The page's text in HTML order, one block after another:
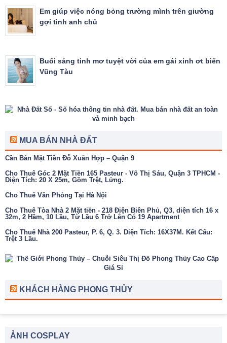
Em giúp việc nóng bỏng trường mình trên giường
gợi tình anh chủ
Buổi sáng tinh mơ tuyệt vời của em gái xinh ơt biển
Vũng Tàu
MUA BÁN NHÀ ĐẤT
Cần Bán Mặt Tiền Đỗ Xuân Hợp – Quận 9
Cho Thuê Góc 2 Mặt Tiền 165 Pasteur - Võ Thị Sáu, Quận 3 TPHCM -
Diện Tích: 20 X 25m, Gồm Trệt, Lửng.
Cho Thuê Văn Phòng Tại Hà Nội
Cho Thuê Tòa Nhà 2 Mặt tiền - 218 Điện Biên Phủ, Q3, diện tích 16 x
32m, 2 Hầm, 10 Lầu, Từ Lầu 6 Trở Lên Có 19 Apartment
Cho Thuê Nhà 200 Pasteur, P. 6, Q. 3. Diện Tích: 16X37M. Kết Cấu:
Trệt 3 Lầu.
KHÁCH HÀNG PHONG THỦY
ẢNH COSPLAY